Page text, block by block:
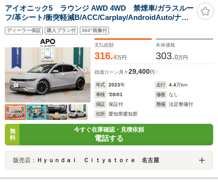
アイオニック5 ラウンジ AWD 4WD 禁煙車/ガラスルー
フ/革シート/衝突軽減B/ACC/Carplay/AndroidAuto/ナビ/
全周囲カメラ/パワーテールゲート/シートヒーター/ベンチ
レーション/LEDヘッドライト/アルミ/BOSEサウンドシス
テム/ヘッドアップディスプレイ
ディーラー保証 購入プラン付 360°画像付
支払総額
316.4万円
本体価格
303.0万円
残価ローン 月々29,400円
年式 2023年 走行 4.4万km
車検
'28/01 修復
なし
保証
保証付 整備
法定整備付
住所
愛知県愛知郡
無
料
今すぐ在庫確認・見積依頼
電話する
販売店： Ｈｙｕｎｄａｉ Ｃｉｔｙｓｔｏｒｅ 名古屋